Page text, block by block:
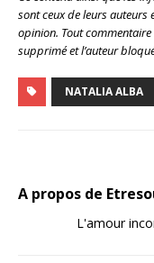
sont ceux de leurs auteurs
opinion. Tout
supprimé et l’auteur
NATALIA ALBA
A propos de
L'amour